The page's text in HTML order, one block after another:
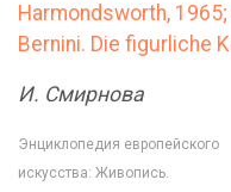
Harmondsworth,
Bernini. Die figurliche
И. Смирнова
Энциклопедия европейского
искусства: Живопись.